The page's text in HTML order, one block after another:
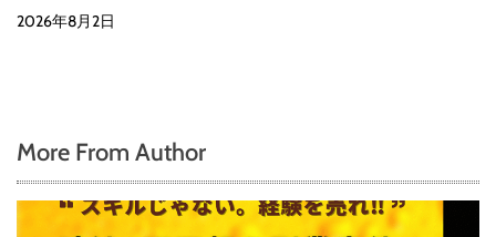
2026年8月2日
More From Author